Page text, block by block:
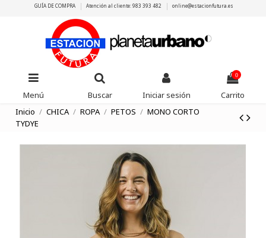
GUÍA DE COMPRA Atención al cliente: 983 393 482 online@estacionfutura.es
Menú Buscar Iniciar sesión
0
Carrito
Inicio
CHICA ROPA PETOS
MONO CORTO
TYDYE